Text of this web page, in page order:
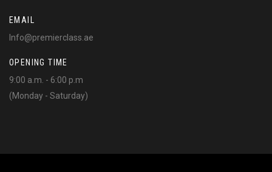
EMAIL
Info@premierclass.ae
OPENING TIME
9:00 a.m. - 6:00 p.m
(Monday - Saturday)